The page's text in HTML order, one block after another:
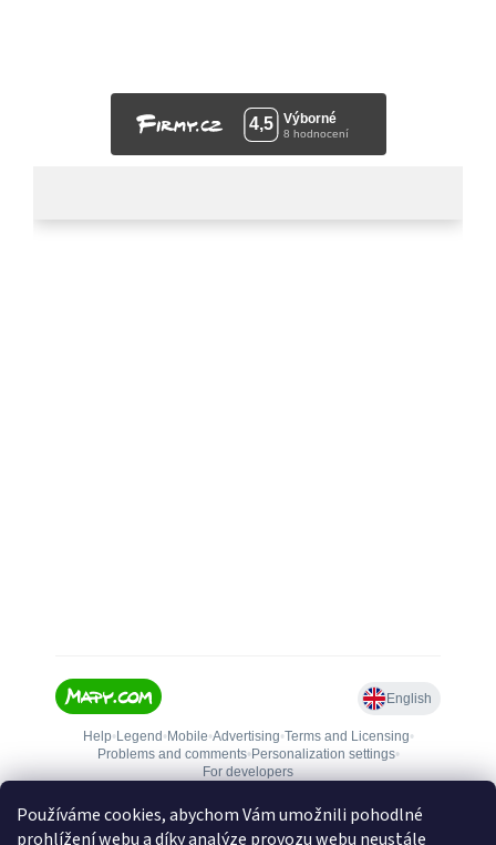
Používáme cookies, abychom Vám umožnili pohodlné
prohlížení webu a díky analýze provozu webu neustále